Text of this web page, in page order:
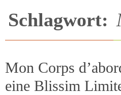
Schlagwort:
Mon Corps
eine Blissim